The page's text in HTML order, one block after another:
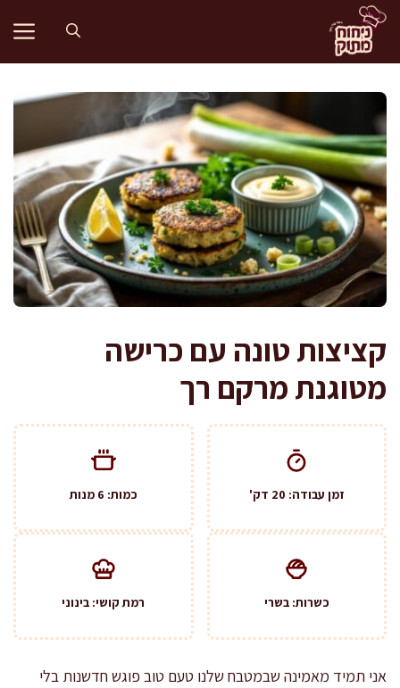
לדלג
לתוכן
קציצות טונה עם כרישה
מטוגנת מרקם רך
זמן עבודה: 20 דק' כמות: 6 מנות
כשרות: בשרי רמת קושי: בינוני
אני תמיד מאמינה שבמטבח שלנו טעם טוב פוגש חדשנות בלי